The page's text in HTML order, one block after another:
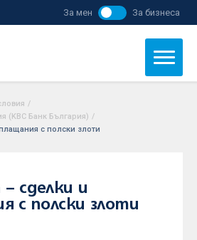
За мен За бизнеса
/
(KBC Банк България) /
с полски злоти
– сделки и
с полски злоти